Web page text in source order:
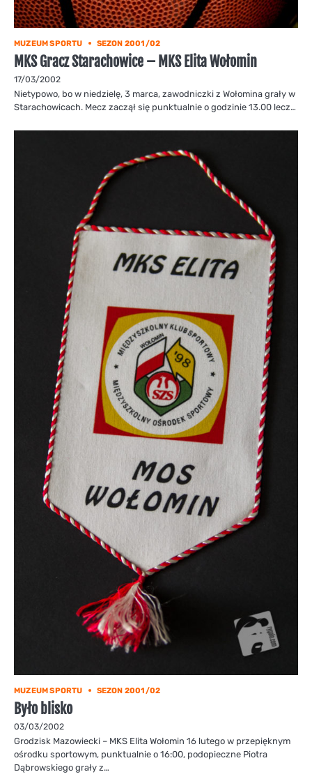
MUZEUM SPORTU SEZON 2001/02
MKS Gracz Starachowice – MKS Elita Wołomin
17/03/2002
Nietypowo, bo w niedzielę, 3 marca, zawodniczki z Wołomina grały w
Starachowicach. Mecz zaczął się punktualnie o godzinie 13.00 lecz…
MUZEUM SPORTU SEZON 2001/02
Było blisko
03/03/2002
Grodzisk Mazowiecki – MKS Elita Wołomin 16 lutego w przepięknym
ośrodku sportowym, punktualnie o 16:00, podopieczne Piotra
Dąbrowskiego grały z…